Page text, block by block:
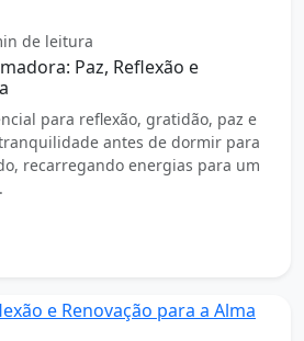
de leitura
Paz, Reflexão e
para reflexão, gratidão, paz e
antes de dormir para
recarregando energias para um